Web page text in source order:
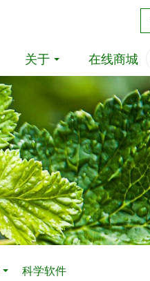
关于 在线商城
科学软件